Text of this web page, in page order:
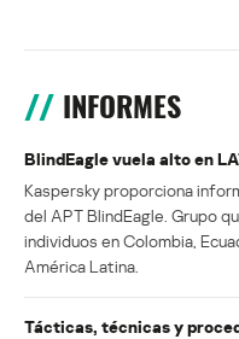
INFORMES
BlindEagle vuela alto en
Kaspersky proporciona
del APT BlindEagle. Grupo
individuos en Colombia,
América Latina.
Tácticas, técnicas y